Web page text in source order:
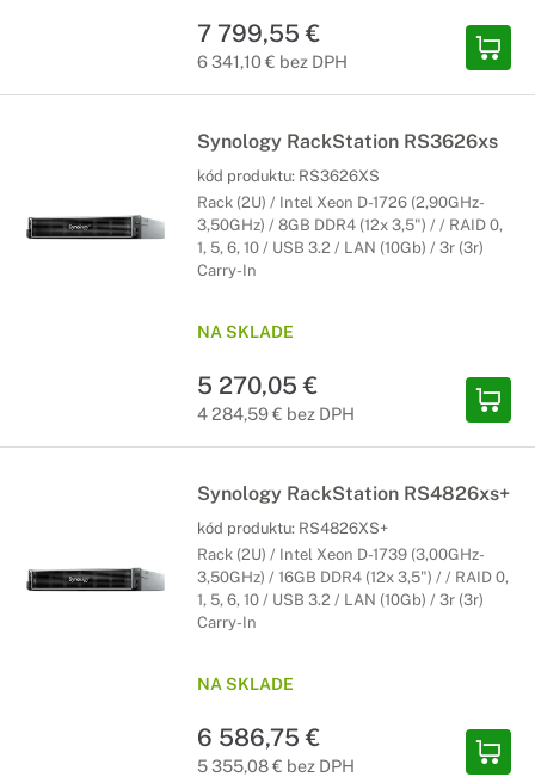
7 799,55 €
6 341,10 € bez DPH
Synology RackStation RS3626xs
kód produktu: RS3626XS
Rack (2U) / Intel Xeon D-1726 (2,90GHz-
3,50GHz) / 8GB DDR4 (12x 3,5") / / RAID 0,
1, 5, 6, 10 / USB 3.2 / LAN (10Gb) / 3r (3r)
Carry-In
NA SKLADE
5 270,05 €
4 284,59 € bez DPH
Synology RackStation RS4826xs+
kód produktu: RS4826XS+
Rack (2U) / Intel Xeon D-1739 (3,00GHz-
3,50GHz) / 16GB DDR4 (12x 3,5") / / RAID 0,
1, 5, 6, 10 / USB 3.2 / LAN (10Gb) / 3r (3r)
Carry-In
NA SKLADE
6 586,75 €
5 355,08 € bez DPH